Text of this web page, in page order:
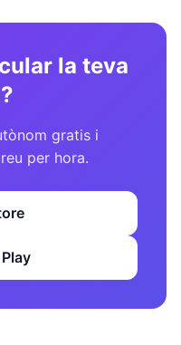
la teva
gratis i
per hora.